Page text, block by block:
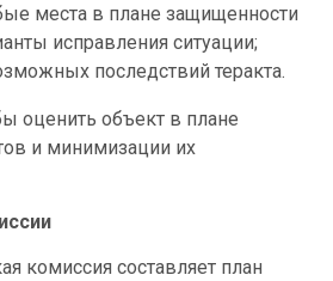
места в плане защищенности
исправления ситуации;
последствий теракта.
оценить объект в плане
и минимизации их
комиссия составляет план